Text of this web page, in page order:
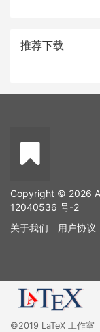
推荐下载
Copyright © 2026
12040536 号-2
关于我们
用户协议
©2019 LaTeX 工作室